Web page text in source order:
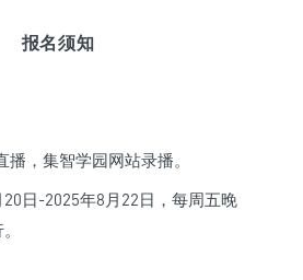
报名须知
，集智学园网站录播。
日-2025年8月22日，每周五晚